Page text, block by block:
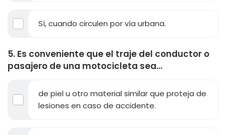
Sí, cuando circulen por vía urbana.
5. Es conveniente que el traje del conductor o
pasajero de una motocicleta sea...
de piel u otro material similar que proteja de
lesiones en caso de accidente.